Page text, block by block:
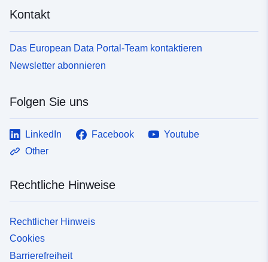
Kontakt
Das European Data Portal-Team kontaktieren
Newsletter abonnieren
Folgen Sie uns
LinkedIn Facebook
Youtube
Other
Rechtliche Hinweise
Rechtlicher Hinweis
Cookies
Barrierefreiheit